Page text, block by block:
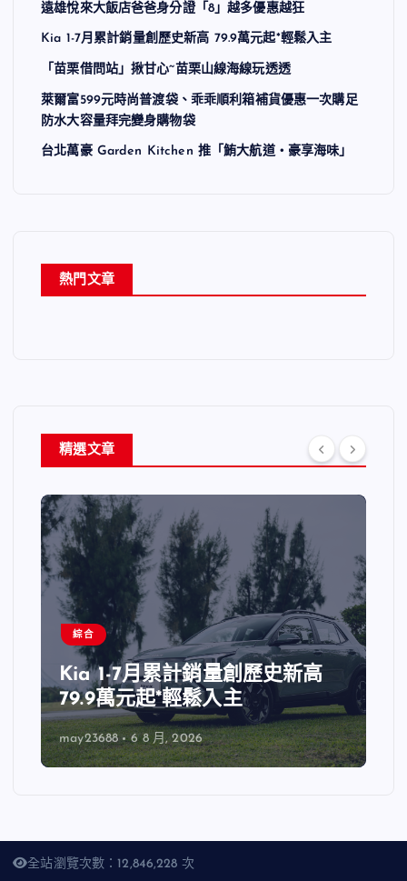
遠雄悅來大飯店爸爸身分證「8」越多優惠越狂
Kia 1-7月累計銷量創歷史新高 79.9萬元起*輕鬆入主
「苗栗借問站」揪甘心~苗栗山線海線玩透透
萊爾富599元時尚普渡袋、乖乖順利箱補貨優惠一次購足
防水大容量拜完變身購物袋
台北萬豪 Garden Kitchen 推「鮪大航道・豪享海味」
熱門文章
精選文章
綜合
Kia 1-7月累計銷量創歷史新高
79.9萬元起*輕鬆入主
may23688 6 8 月, 2026
全站瀏覽次數：12,846,228 次